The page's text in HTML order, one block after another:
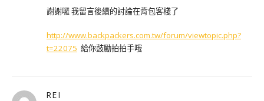
謝謝囉 我留言後續的討論在背包客棧了
http://www.backpackers.com.tw/forum/viewtopic.php?
t=22075 給你鼓勵拍拍手哦
REI